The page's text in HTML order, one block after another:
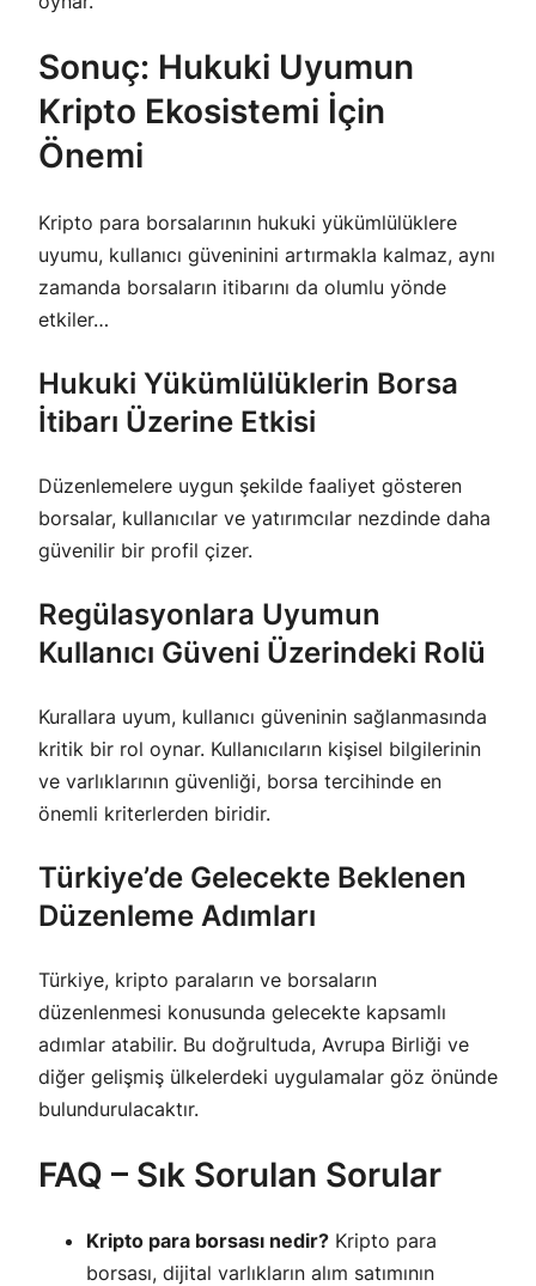
Sonuç: Hukuki Uyumun
Kripto Ekosistemi İçin
Önemi
Kripto para borsalarının hukuki yükümlülüklere
uyumu, kullanıcı güveninini artırmakla kalmaz, aynı
zamanda borsaların itibarını da olumlu yönde
etkiler…
Hukuki Yükümlülüklerin Borsa
İtibarı Üzerine Etkisi
Düzenlemelere uygun şekilde faaliyet gösteren
borsalar, kullanıcılar ve yatırımcılar nezdinde daha
güvenilir bir profil çizer.
Regülasyonlara Uyumun
Kullanıcı Güveni Üzerindeki Rolü
Kurallara uyum, kullanıcı güveninin sağlanmasında
kritik bir rol oynar. Kullanıcıların kişisel bilgilerinin
ve varlıklarının güvenliği, borsa tercihinde en
önemli kriterlerden biridir.
Türkiye’de Gelecekte Beklenen
Düzenleme Adımları
Türkiye, kripto paraların ve borsaların
düzenlenmesi konusunda gelecekte kapsamlı
adımlar atabilir. Bu doğrultuda, Avrupa Birliği ve
diğer gelişmiş ülkelerdeki uygulamalar göz önünde
bulundurulacaktır.
FAQ – Sık Sorulan Sorular
Kripto para borsası nedir? Kripto para
borsası, dijital varlıkların alım satımının